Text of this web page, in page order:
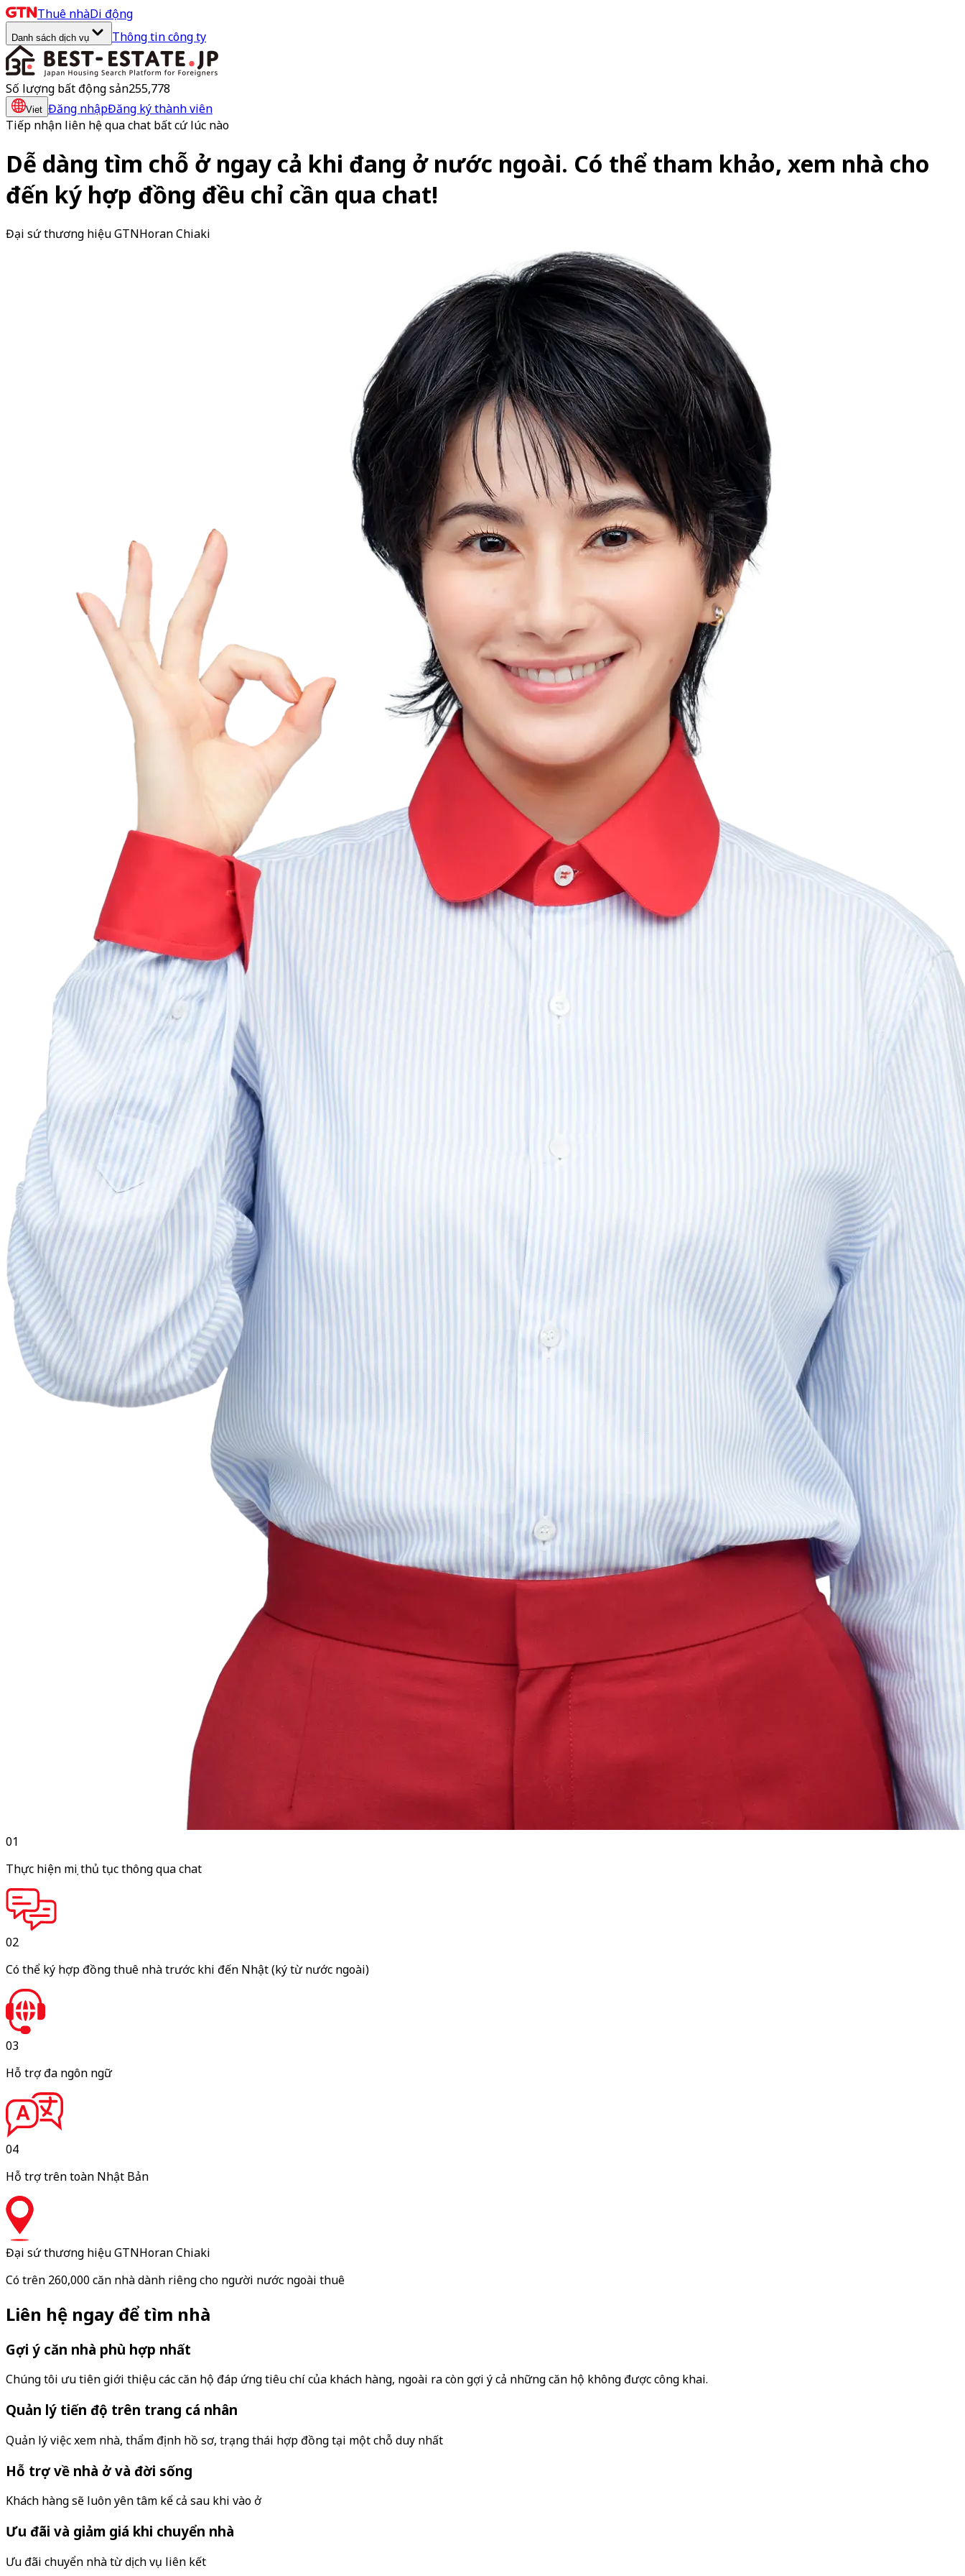
Thuê nhàDi động
Danh sách dịch vụ Thông tin công ty
Số lượng bất động sản255,778
Viet Đăng nhậpĐăng ký thành viên
Tiếp nhận liên hệ qua chat bất cứ lúc nào
Dễ dàng tìm chỗ ở ngay cả khi đang ở nước ngoài. Có thể tham khảo, xem nhà cho
đến ký hợp đồng đều chỉ cần qua chat!
Đại sứ thương hiệu GTNHoran Chiaki
01
Thực hiện mọi thủ tục thông qua chat
02
Có thể ký hợp đồng thuê nhà trước khi đến Nhật(ký từ nước ngoài)
03
Hỗ trợ đa ngôn ngữ
04
Hỗ trợ trên toàn Nhật Bản
Đại sứ thương hiệu GTNHoran Chiaki
Có trên 260,000 căn nhà dành riêng cho người nước ngoài thuê
Liên hệ ngay để tìm nhà
Gợi ý căn nhà phù hợp nhất
Chúng tôi ưu tiên giới thiệu các căn hộ đáp ứng tiêu chí của khách hàng, ngoài ra còn gợi ý cả những căn hộ không được công khai.
Quản lý tiến độ trên trang cá nhân
Quản lý việc xem nhà, thẩm định hồ sơ, trạng thái hợp đồng tại một chỗ duy nhất
Hỗ trợ về nhà ở và đời sống
Khách hàng sẽ luôn yên tâm kể cả sau khi vào ở
Ưu đãi và giảm giá khi chuyển nhà
Ưu đãi chuyển nhà từ dịch vụ liên kết